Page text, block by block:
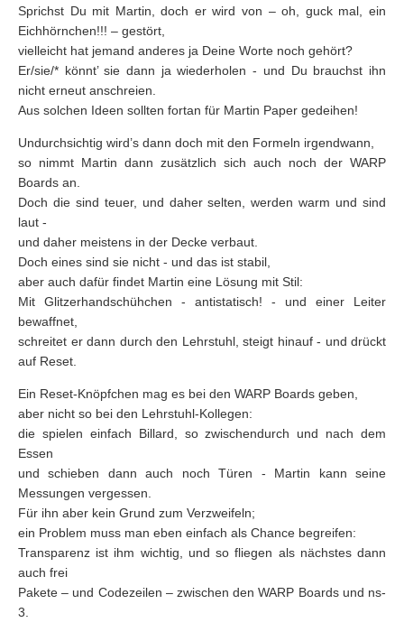
Sprichst Du mit Martin, doch er wird von – oh, guck mal, ein
Eichhörnchen!!! – gestört,
vielleicht hat jemand anderes ja Deine Worte noch gehört?
Er/sie/* könnt’ sie dann ja wiederholen - und Du brauchst ihn
nicht erneut anschreien.
Aus solchen Ideen sollten fortan für Martin Paper gedeihen!
Undurchsichtig wird’s dann doch mit den Formeln irgendwann,
so nimmt Martin dann zusätzlich sich auch noch der WARP
Boards an.
Doch die sind teuer, und daher selten, werden warm und sind
laut -
und daher meistens in der Decke verbaut.
Doch eines sind sie nicht - und das ist stabil,
aber auch dafür findet Martin eine Lösung mit Stil:
Mit Glitzerhandschühchen - antistatisch! - und einer Leiter
bewaffnet,
schreitet er dann durch den Lehrstuhl, steigt hinauf - und drückt
auf Reset.
Ein Reset-Knöpfchen mag es bei den WARP Boards geben,
aber nicht so bei den Lehrstuhl-Kollegen:
die spielen einfach Billard, so zwischendurch und nach dem
Essen
und schieben dann auch noch Türen - Martin kann seine
Messungen vergessen.
Für ihn aber kein Grund zum Verzweifeln;
ein Problem muss man eben einfach als Chance begreifen:
Transparenz ist ihm wichtig, und so fliegen als nächstes dann
auch frei
Pakete – und Codezeilen – zwischen den WARP Boards und ns-
3.